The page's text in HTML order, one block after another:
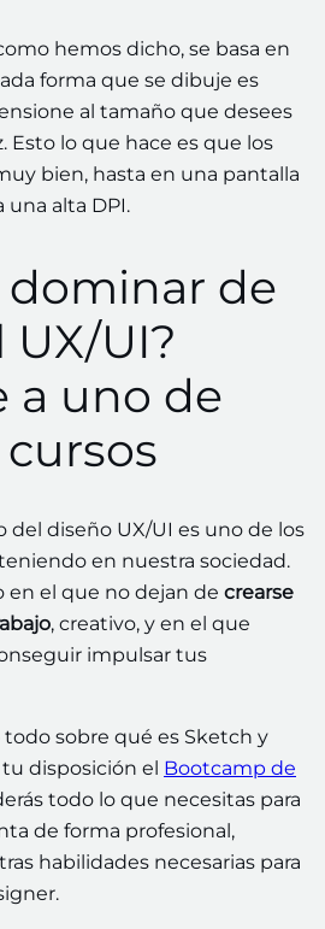
hemos dicho, se basa en
forma que se dibuje es
al tamaño que desees
Esto lo que hace es que los
bien, hasta en una pantalla
alta DPI.
dominar de
UI?
a uno de
del diseño UX/UI es uno de los
en nuestra sociedad.
en el que no dejan de crearse
, creativo, y en el que
impulsar tus
sobre qué es Sketch y
disposición el Bootcamp de
todo lo que necesitas para
de forma profesional,
habilidades necesarias para